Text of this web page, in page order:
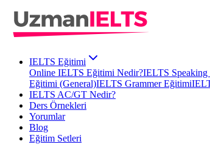
IELTS Eğitimi
Online IELTS Eğitimi Nedir?IELTS
Eğitimi (General)IELTS Grammer Eğitimi
IELTS AC/GT Nedir?
Ders Örnekleri
Yorumlar
Blog
Eğitim Setleri